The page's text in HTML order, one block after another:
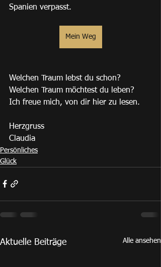
Spanien verpasst.
Mein Weg
Welchen Traum lebst du schon?
Welchen Traum möchtest du leben?
Ich freue mich, von dir hier zu lesen.
Herzgruss
Claudia
Persönliches
Glück
Aktuelle Beiträge Alle ansehen